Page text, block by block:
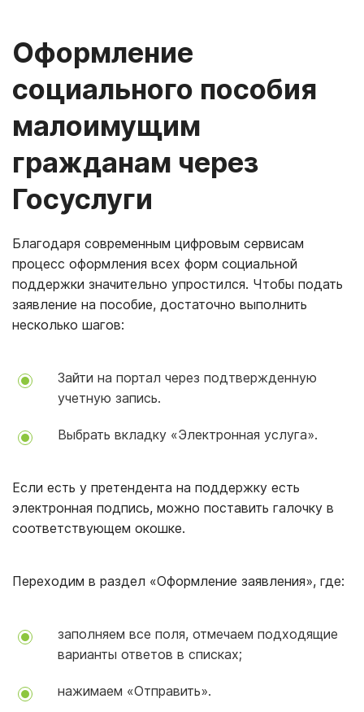
Оформление
социального пособия
малоимущим
гражданам через
Госуслуги
Благодаря современным цифровым сервисам
процесс оформления всех форм социальной
поддержки значительно упростился. Чтобы подать
заявление на пособие, достаточно выполнить
несколько шагов:
Зайти на портал через подтвержденную
учетную запись.
Выбрать вкладку «Электронная услуга».
Если есть у претендента на поддержку есть
электронная подпись, можно поставить галочку в
соответствующем окошке.
Переходим в раздел «Оформление заявления», где:
заполняем все поля, отмечаем подходящие
варианты ответов в списках;
нажимаем «Отправить».